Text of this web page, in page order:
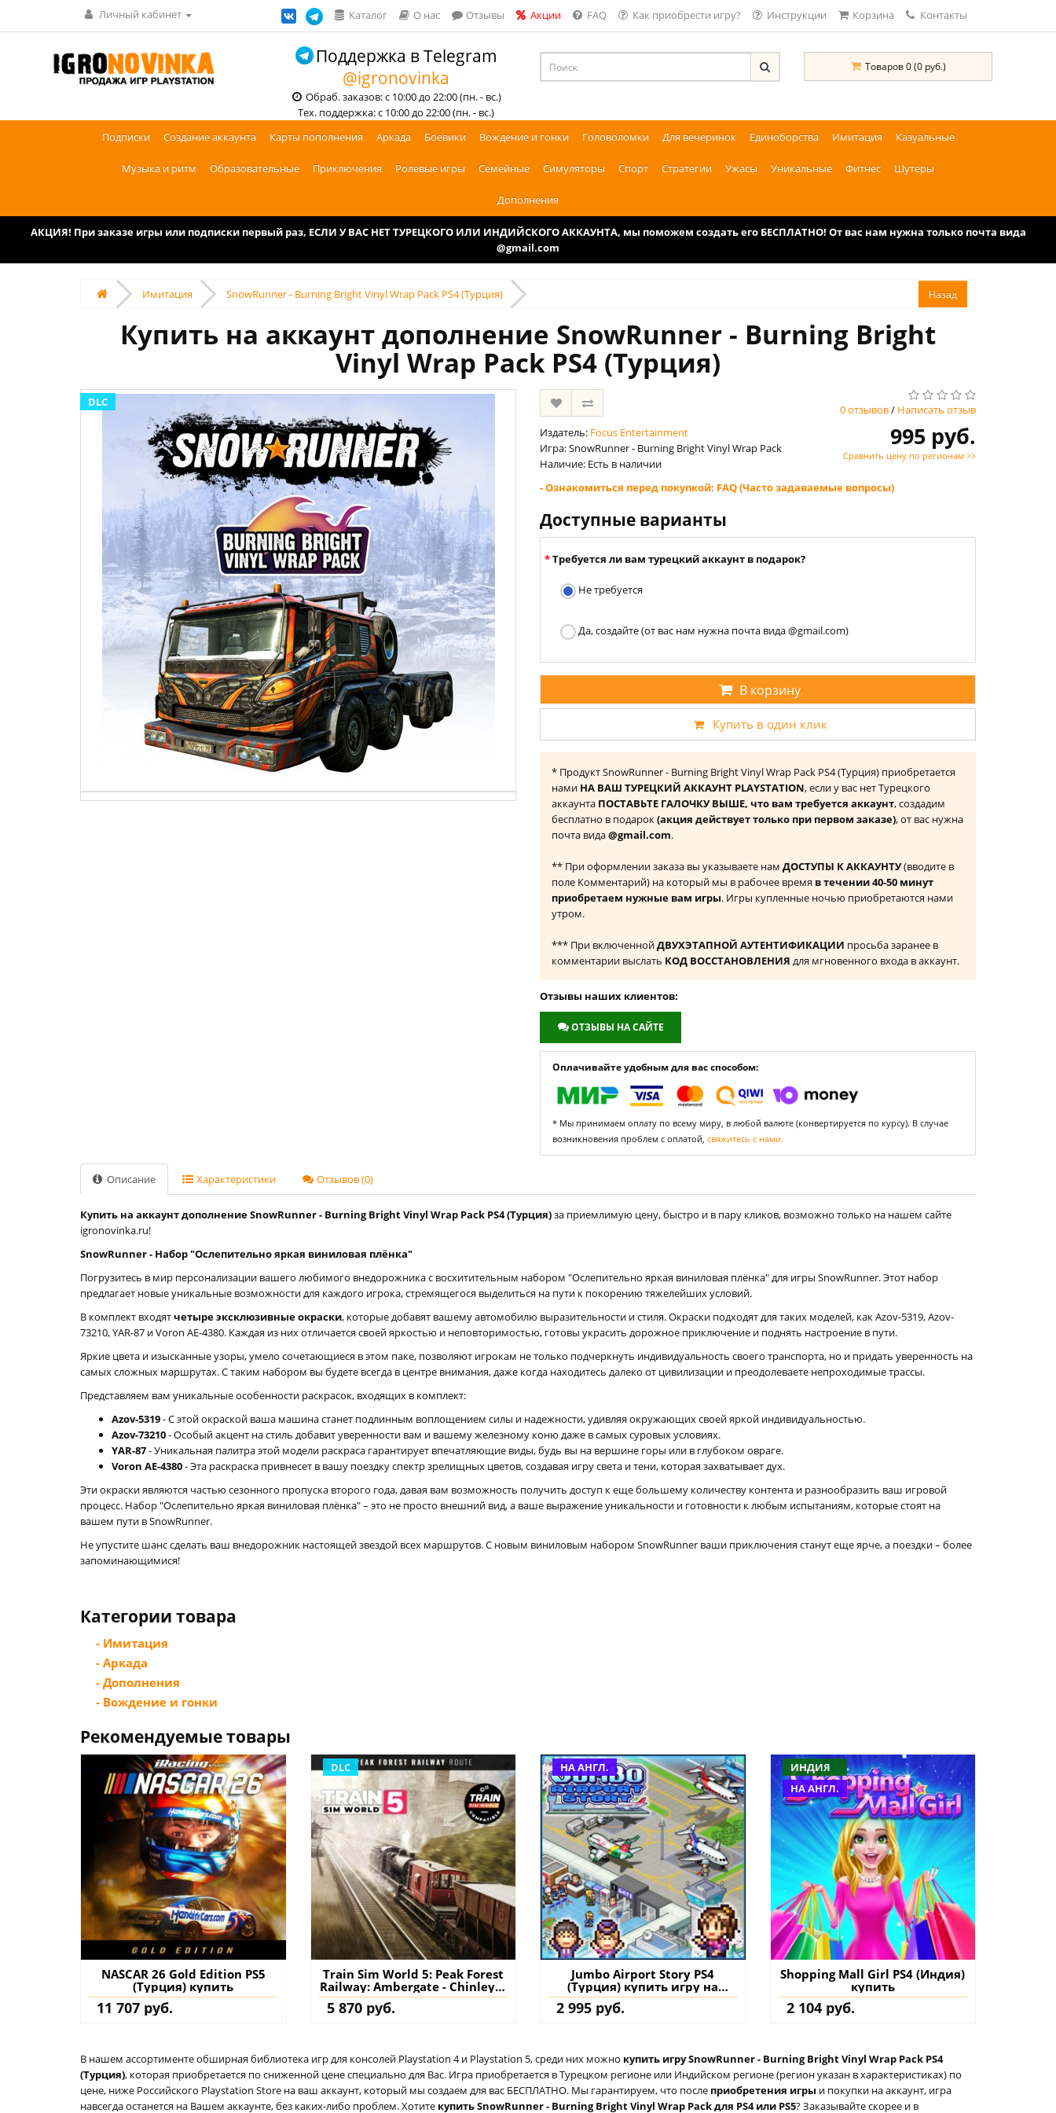
Личный кабинет Каталог О нас Отзывы Акции FAQ Как приобрести игру? Инструкции Корзина Контакты
Поддержка в Telegram
@igronovinka
Обраб. заказов: с 10:00 до 22:00 (пн. - вс.)
Тех. поддержка: с 10:00 до 22:00 (пн. - вс.)
Товаров 0 (0 руб.)
Подписки Создание аккаунта Карты пополнения Аркада Боевики Вождение и гонки Головоломки Для вечеринок Единоборства Имитация Казуальные
Музыка и ритм Образовательные Приключения Ролевые игры Семейные Симуляторы Спорт Стратегии Ужасы Уникальные Фитнес Шутеры
Дополнения
АКЦИЯ! При заказе игры или подписки первый раз, ЕСЛИ У ВАС НЕТ ТУРЕЦКОГО ИЛИ ИНДИЙСКОГО АККАУНТА, мы поможем создать его БЕСПЛАТНО! От вас нам нужна только почта вида
@gmail.com
Имитация SnowRunner - Burning Bright Vinyl Wrap Pack PS4 (Турция)
Купить на аккаунт дополнение SnowRunner - Burning Bright
Vinyl Wrap Pack PS4 (Турция)
DLC
0 отзывов/ Написать отзыв
Издатель: Focus Entertainment
Игра: SnowRunner - Burning Bright Vinyl Wrap Pack
Наличие: Есть в наличии
995 руб.
Сравнить цену по регионам >>
- Ознакомиться перед покупкой: FAQ (Часто задаваемые вопросы)
Доступные варианты
Требуется ли вам турецкий аккаунт в подарок?
Не требуется
Да, создайте (от вас нам нужна почта вида @gmail.com)
В корзину
Купить в один клик
* Продукт SnowRunner - Burning Bright Vinyl Wrap Pack PS4 (Турция) приобретается
нами НА ВАШ ТУРЕЦКИЙ АККАУНТ PLAYSTATION, если у вас нет Турецкого
аккаунта ПОСТАВЬТЕ ГАЛОЧКУ ВЫШЕ, что вам требуется аккаунт, создадим
бесплатно в подарок(акция действует только при первом заказе), от вас нужна
почта вида@gmail.com.
** При оформлении заказа вы указываете нам ДОСТУПЫ К АККАУНТУ(вводите в
поле Комментарий) на который мы в рабочее время в течении 40-50 минут
приобретаем нужные вам игры. Игры купленные ночью приобретаются нами
утром.
*** При включеннойДВУХЭТАПНОЙ АУТЕНТИФИКАЦИИ просьба заранее в
комментарии выслать КОД ВОССТАНОВЛЕНИЯ для мгновенного входа в аккаунт.
Отзывы наших клиентов:
ОТЗЫВЫ НА САЙТЕ
Оплачивайте удобным для вас способом:
* Мы принимаем оплату по всему миру, в любой валюте (конвертируется по курсу). В случае
возникновения проблем с оплатой, свяжитесь с нами.
Описание Характеристики Отзывов (0)
Купить на аккаунт дополнение SnowRunner - Burning Bright Vinyl Wrap Pack PS4 (Турция)за приемлимую цену, быстро и в пару кликов, возможно только на нашем сайте
igronovinka.ru!
SnowRunner - Набор "Ослепительно яркая виниловая плёнка"
Погрузитесь в мир персонализации вашего любимого внедорожника с восхитительным набором "Ослепительно яркая виниловая плёнка" для игры SnowRunner. Этот набор
предлагает новые уникальные возможности для каждого игрока, стремящегося выделиться на пути к покорению тяжелейших условий.
В комплект входятчетыре эксклюзивные окраски, которые добавят вашему автомобилю выразительности и стиля. Окраски подходят для таких моделей, как Azov-5319, Azov-
73210, YAR-87 и Voron AE-4380. Каждая из них отличается своей яркостью и неповторимостью, готовы украсить дорожное приключение и поднять настроение в пути.
Яркие цвета и изысканные узоры, умело сочетающиеся в этом паке, позволяют игрокам не только подчеркнуть индивидуальность своего транспорта, но и придать уверенность на
самых сложных маршрутах. С таким набором вы будете всегда в центре внимания, даже когда находитесь далеко от цивилизации и преодолеваете непроходимые трассы.
Представляем вам уникальные особенности раскрасок, входящих в комплект:
Azov-5319- С этой окраской ваша машина станет подлинным воплощением силы и надежности, удивляя окружающих своей яркой индивидуальностью.
Azov-73210- Особый акцент на стиль добавит уверенности вам и вашему железному коню даже в самых суровых условиях.
YAR-87- Уникальная палитра этой модели раскраса гарантирует впечатляющие виды, будь вы на вершине горы или в глубоком овраге.
Voron AE-4380- Эта раскраска привнесет в вашу поездку спектр зрелищных цветов, создавая игру света и тени, которая захватывает дух.
Эти окраски являются частью сезонного пропуска второго года, давая вам возможность получить доступ к еще большему количеству контента и разнообразить ваш игровой
процесс. Набор "Ослепительно яркая виниловая плёнка" – это не просто внешний вид, а ваше выражение уникальности и готовности к любым испытаниям, которые стоят на
вашем пути в SnowRunner.
Не упустите шанс сделать ваш внедорожник настоящей звездой всех маршрутов. С новым виниловым набором SnowRunner ваши приключения станут еще ярче, а поездки – более
запоминающимися!
Категории товара
- Имитация
- Аркада
- Дополнения
- Вождение и гонки
Рекомендуемые товары
NASCAR 26 Gold Edition PS5
(Турция) купить
11 707 руб.
DLC
Train Sim World 5: Peak Forest
Railway: Ambergate - Chinley &
Buxton Route Add-On PS4 & PS5
(Турция) купить дополнение
5 870 руб.
НА АНГЛ.
Jumbo Airport Story PS4
(Турция) купить игру на
аккаунт
2 995 руб.
ИНДИЯ
НА АНГЛ.
Shopping Mall Girl PS4 (Индия)
купить
2 104 руб.
В нашем ассортименте обширная библиотека игр для консолей Playstation 4 и Playstation 5, среди них можно купить игру SnowRunner - Burning Bright Vinyl Wrap Pack PS4
(Турция), которая приобретается по сниженной цене специально для Вас. Игра приобретается в Турецком регионе или Индийском регионе (регион указан в характеристиках) по
цене, ниже Российского Playstation Store на ваш аккаунт, который мы создаем для вас БЕСПЛАТНО. Мы гарантируем, что после приобретения игры и покупки на аккаунт, игра
навсегда останется на Вашем аккаунте, без каких-либо проблем. Хотите купить SnowRunner - Burning Bright Vinyl Wrap Pack для PS4 или PS5? Заказывайте скорее и в